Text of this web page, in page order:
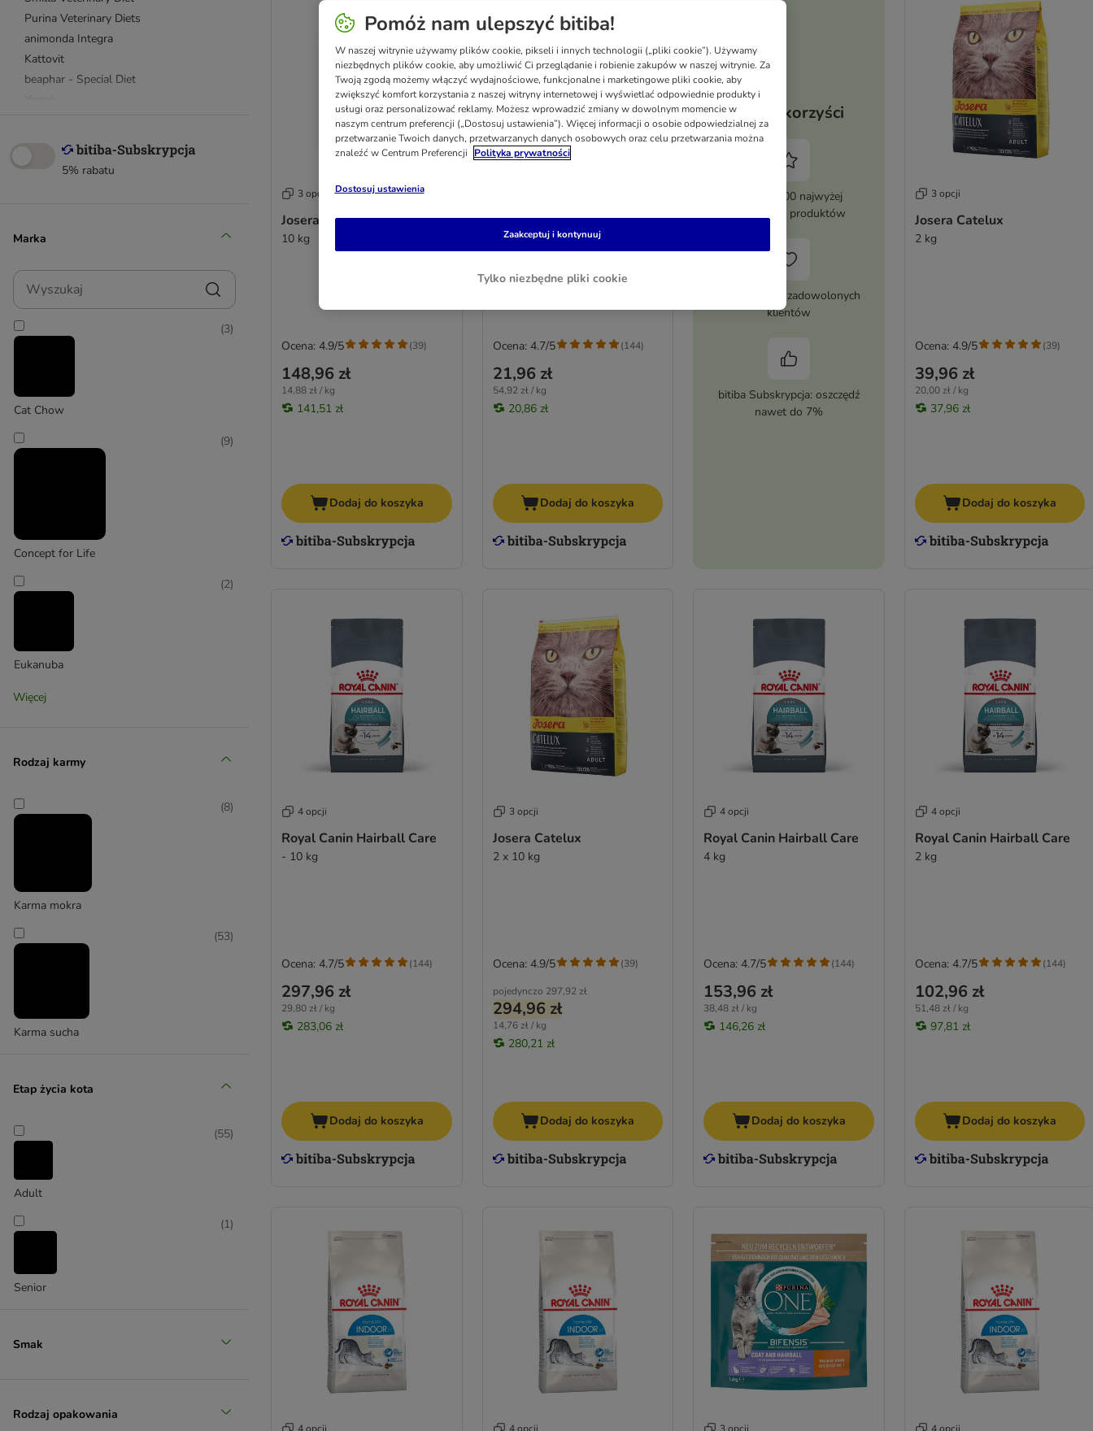
Purina Veterinary Diets
animonda Integra
Kattovit
beaphar - Special Diet
Odkłaczające
Układ trawienny
Karmy bezzbożowe
Karmy organiczne
Karmy dla kociąt
5% rabatu
Marka
Wyszukaj
Cat Chow
(3)
Concept for Life
(9)
Eukanuba
(2)
IAMS
Pro Plan
Więcej
Rodzaj karmy
Karma mokra
(8)
Karma sucha
(53)
Etap życia kota
Adult
(55)
Senior
(1)
Smak
Rodzaj opakowania
3 opcji
Josera Catelux
10 kg
148,96 zł
14,88 zł / kg
141,51 zł
Ocena: 4.9/5 (39)
Dodaj do koszyka
Royal Canin Hairball Care
400 g
21,96 zł
54,92 zł / kg
20,86 zł
Ocena: 4.7/5 (144)
Dodaj do koszyka
Twoje korzyści
Ponad 8000 najwyżej
ocenianych produktów
Ponad milion zadowolonych
klientów
bitiba Subskrypcja: oszczędź
nawet do 7%
3 opcji
Josera Catelux
2 kg
39,96 zł
20,00 zł / kg
37,96 zł
Ocena: 4.9/5 (39)
Dodaj do koszyka
4 opcji
Royal Canin Hairball Care
- 10 kg
297,96 zł
29,80 zł / kg
283,06 zł
Ocena: 4.7/5 (144)
Dodaj do koszyka
3 opcji
Josera Catelux
2 x 10 kg
pojedynczo 297,92 zł
294,96 zł
14,76 zł / kg
280,21 zł
Ocena: 4.9/5 (39)
Dodaj do koszyka
4 opcji
Royal Canin Hairball Care
4 kg
153,96 zł
38,48 zł / kg
146,26 zł
Ocena: 4.7/5 (144)
Dodaj do koszyka
4 opcji
Royal Canin Hairball Care
2 kg
102,96 zł
51,48 zł / kg
97,81 zł
Ocena: 4.7/5 (144)
Dodaj do koszyka
Pomóż nam ulepszyć bitiba!
W naszej witrynie używamy plików cookie, pikseli i innych technologii („pliki cookie”). Używamy
niezbędnych plików cookie, aby umożliwić Ci przeglądanie i robienie zakupów w naszej witrynie. Za
Twoją zgodą możemy włączyć wydajnościowe, funkcjonalne i marketingowe pliki cookie, aby
zwiększyć komfort korzystania z naszej witryny internetowej i wyświetlać odpowiednie produkty i
usługi oraz personalizować reklamy. Możesz wprowadzić zmiany w dowolnym momencie w
naszym centrum preferencji („Dostosuj ustawienia”). Więcej informacji o osobie odpowiedzialnej za
przetwarzanie Twoich danych, przetwarzanych danych osobowych oraz celu przetwarzania można
znaleźć w Centrum Preferencji
Polityka prywatności
Dostosuj ustawienia
Tylko niezbędne pliki cookie
Zaakceptuj i kontynuuj